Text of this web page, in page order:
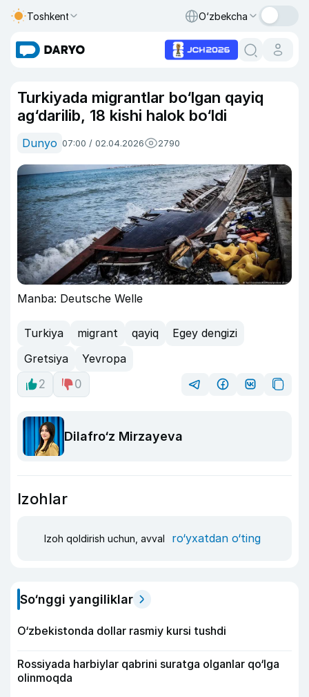
Toshkent O‘zbekcha
Turkiyada migrantlar bo‘lgan qayiq
ag‘darilib, 18 kishi halok bo‘ldi
Dunyo 07:00 / 02.04.2026 2790
Manba: Deutsche Welle
Turkiya migrant qayiq
Egey dengizi
Gretsiya
Yevropa
2
0
Dilafro‘z Mirzayeva
Izohlar
Izoh qoldirish uchun, avval ro‘yxatdan o‘ting
So‘nggi yangiliklar
O‘zbekistonda dollar rasmiy kursi tushdi
Rossiyada harbiylar qabrini suratga olganlar qo‘lga
olinmoqda